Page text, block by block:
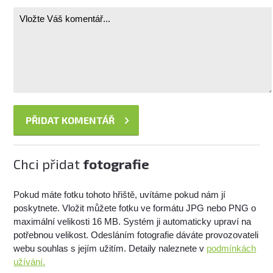
Chci přidat fotografie
Pokud máte fotku tohoto hřiště, uvítáme pokud nám jí
poskytnete. Vložit můžete fotku ve formátu JPG nebo PNG o
maximální velikosti 16 MB. Systém ji automaticky upraví na
potřebnou velikost. Odesláním fotografie dáváte provozovateli
webu souhlas s jejím užitím. Detaily naleznete v podmínkách
užívání.